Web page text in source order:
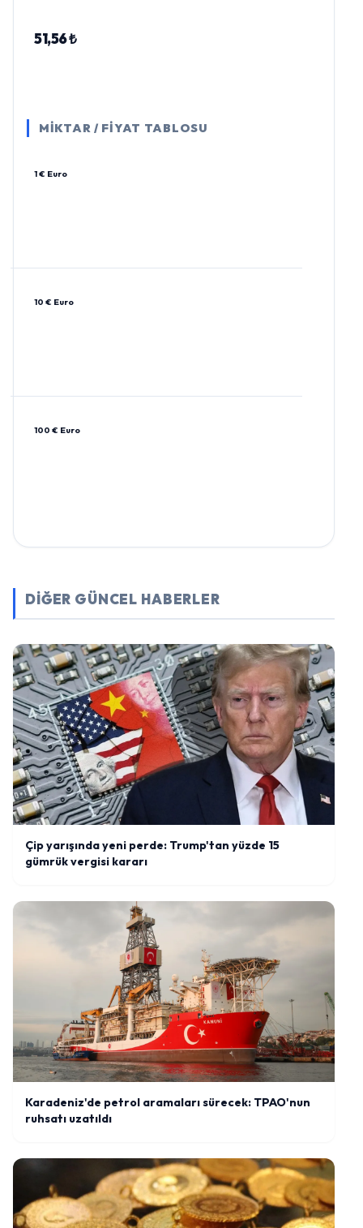
51,56 ₺
MİKTAR / FİYAT TABLOSU
1 € Euro
10 € Euro
100 € Euro
DİĞER GÜNCEL HABERLER
Çip yarışında yeni perde: Trump'tan yüzde 15
gümrük vergisi kararı
Karadeniz'de petrol aramaları sürecek: TPAO'nun
ruhsatı uzatıldı